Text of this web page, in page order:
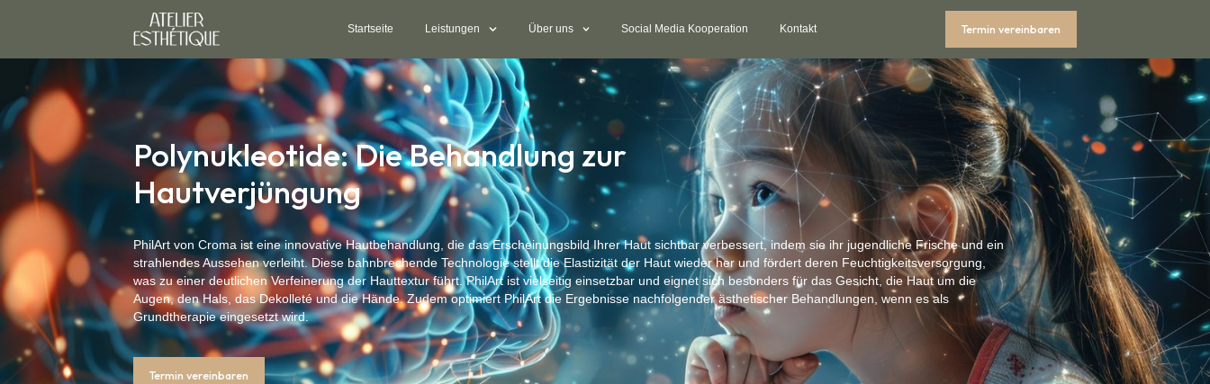
Startseite Leistungen Über uns Social Media Kooperation Kontakt Termin vereinbaren
Polynukleotide: Die Behandlung zur
Hautverjüngung
PhilArt von Croma ist eine innovative Hautbehandlung, die das Erscheinungsbild Ihrer Haut sichtbar verbessert, indem sie ihr jugendliche Frische und ein
strahlendes Aussehen verleiht. Diese bahnbrechende Technologie stellt die Elastizität der Haut wieder her und fördert deren Feuchtigkeitsversorgung,
was zu einer deutlichen Verfeinerung der Hauttextur führt. PhilArt ist vielseitig einsetzbar und eignet sich besonders für das Gesicht, die Haut um die
Augen, den Hals, das Dekolleté und die Hände. Zudem optimiert PhilArt die Ergebnisse nachfolgender ästhetischer Behandlungen, wenn es als
Grundtherapie eingesetzt wird.
Termin vereinbaren